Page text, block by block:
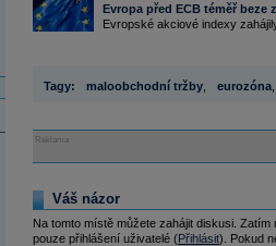
Evropa před ECB téměř beze
Evropské akciové indexy
Tagy: maloobchodní tržby eurozóna
Reklama
Váš názor
Na tomto místě můžete zahájit diskusi.
pouze přihlášení uživatelé (Přihlásit). Pokud